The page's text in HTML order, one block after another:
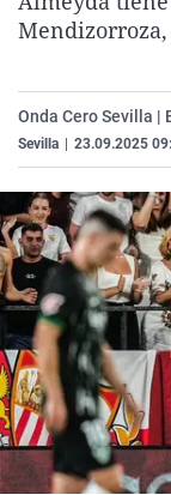
Mendizorroza,
Onda Cero Sevilla |
Sevilla 23.09.2025